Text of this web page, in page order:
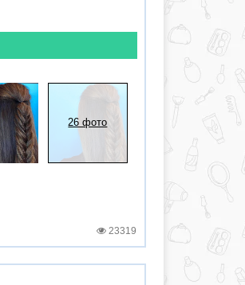
26 фото
23319